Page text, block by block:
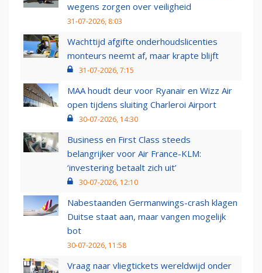
wegens zorgen over veiligheid
31-07-2026, 8:03
Wachttijd afgifte onderhoudslicenties
monteurs neemt af, maar krapte blijft
31-07-2026, 7:15
MAA houdt deur voor Ryanair en Wizz Air
open tijdens sluiting Charleroi Airport
30-07-2026, 14:30
Business en First Class steeds
belangrijker voor Air France-KLM:
‘investering betaalt zich uit’
30-07-2026, 12:10
Nabestaanden Germanwings-crash klagen
Duitse staat aan, maar vangen mogelijk
bot
30-07-2026, 11:58
Vraag naar vliegtickets wereldwijd onder